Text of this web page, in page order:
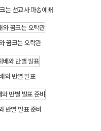
는 선교사 파송예배
꿈크는 오락관
와 반별 발표
반별 발표 준비